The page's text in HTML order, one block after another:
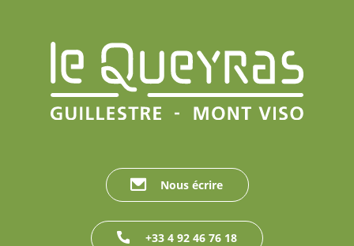
Nous écrire
+33 4 92 46 76 18